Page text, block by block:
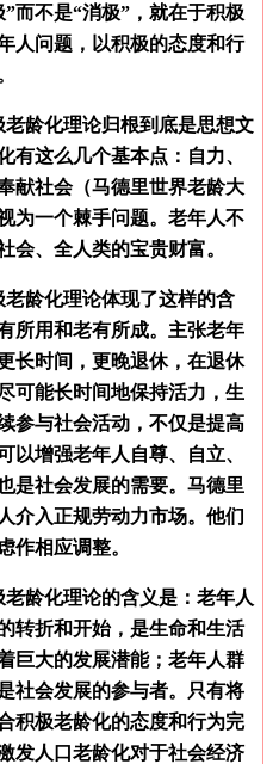
而不是“消极”，就在于积极
人问题，以积极的态度和行
龄化理论归根到底是思想文
有这么几个基本点：自力、
献社会（马德里世界老龄大
为一个棘手问题。老年人不
会、全人类的宝贵财富。
龄化理论体现了这样的含
所用和老有所成。主张老年
长时间，更晚退休，在退休
可能长时间地保持活力，生
参与社会活动，不仅是提高
以增强老年人自尊、自立、
是社会发展的需要。马德里
介入正规劳动力市场。他们
作相应调整。
龄化理论的含义是：老年人
转折和开始，是生命和生活
巨大的发展潜能；老年人群
社会发展的参与者。只有将
积极老龄化的态度和行为完
发人口老龄化对于社会经济